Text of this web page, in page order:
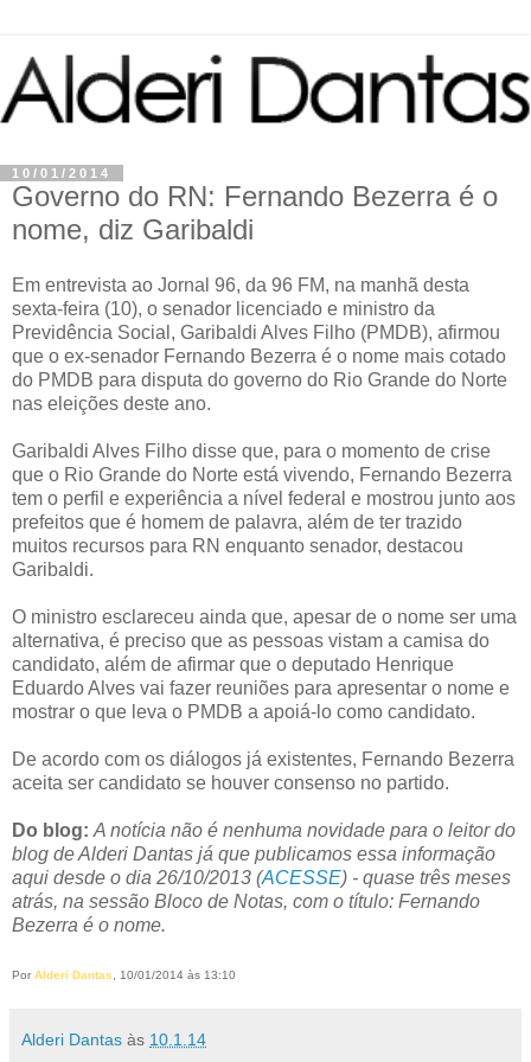
10/01/2014
Governo do RN: Fernando Bezerra é o
nome, diz Garibaldi
Em entrevista ao Jornal 96, da 96 FM, na manhã desta
sexta-feira (10), o senador licenciado e ministro da
Previdência Social, Garibaldi Alves Filho (PMDB), afirmou
que o ex-senador Fernando Bezerra é o nome mais cotado
do PMDB para disputa do governo do Rio Grande do Norte
nas eleições deste ano.
Garibaldi Alves Filho disse que, para o momento de crise
que o Rio Grande do Norte está vivendo, Fernando Bezerra
tem o perfil e experiência a nível federal e mostrou junto aos
prefeitos que é homem de palavra, além de ter trazido
muitos recursos para RN enquanto senador, destacou
Garibaldi.
O ministro esclareceu ainda que, apesar de o nome ser uma
alternativa, é preciso que as pessoas vistam a camisa do
candidato, além de afirmar que o deputado Henrique
Eduardo Alves vai fazer reuniões para apresentar o nome e
mostrar o que leva o PMDB a apoiá-lo como candidato.
De acordo com os diálogos já existentes, Fernando Bezerra
aceita ser candidato se houver consenso no partido.
Do blog: A notícia não é nenhuma novidade para o leitor do
blog de Alderi Dantas já que publicamos essa informação
aqui desde o dia 26/10/2013 (ACESSE) - quase três meses
atrás, na sessão Bloco de Notas, com o título: Fernando
Bezerra é o nome.
Por Alderi Dantas, 10/01/2014 às 13:10
Alderi Dantas às 10.1.14